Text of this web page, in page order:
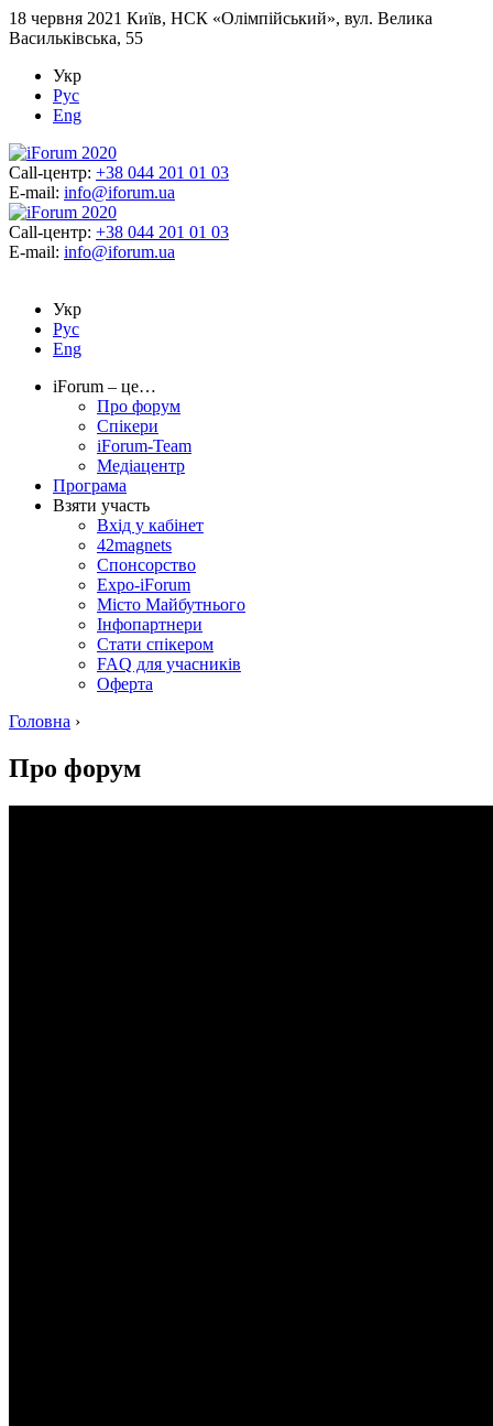
18 червня 2021 Київ, НСК «Олімпійський», вул. Велика
Васильківська, 55
Укр
Рус
Eng
Call-центр: +38 044 201 01 03
E-mail: info@iforum.ua
Call-центр: +38 044 201 01 03
E-mail: info@iforum.ua
Укр
Рус
Eng
iForum – це…
Про форум
Спікери
iForum-Team
Медіацентр
Програма
Взяти участь
Вхід у кабінет
42magnets
Спонсорство
Expo-iForum
Місто Майбутнього
Інфопартнери
Стати спікером
FAQ для учасників
Оферта
Головна ›
Про форум